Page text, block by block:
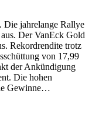
Die jahrelange Rallye
Der VanEck Gold
Rekordrendite trotz
von 17,99
der Ankündigung
Die hohen
Gewinne…